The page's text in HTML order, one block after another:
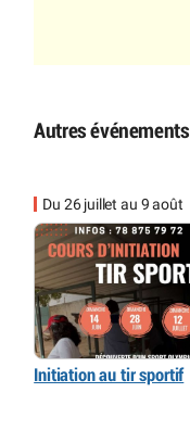
Autres événements
Du 26 juillet au 9 août
Initiation au tir sportif